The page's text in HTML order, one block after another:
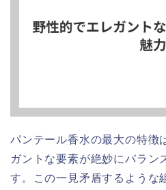
パンテール香水の最大の特徴
ガントな要素が絶妙にバラン
す。この一見矛盾するような